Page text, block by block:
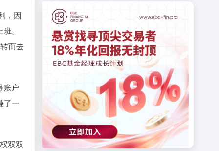
，因
。
而去
账户
了一
双双